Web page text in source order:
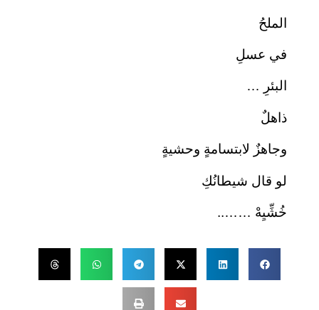
الملحُ
في عسلِ
البئرِ …
ذاهلٌ
وجاهزٌ لابتسامةٍ وحشيةٍ
لو قال شيطانُكِ
خُشِّيِهْ ……..